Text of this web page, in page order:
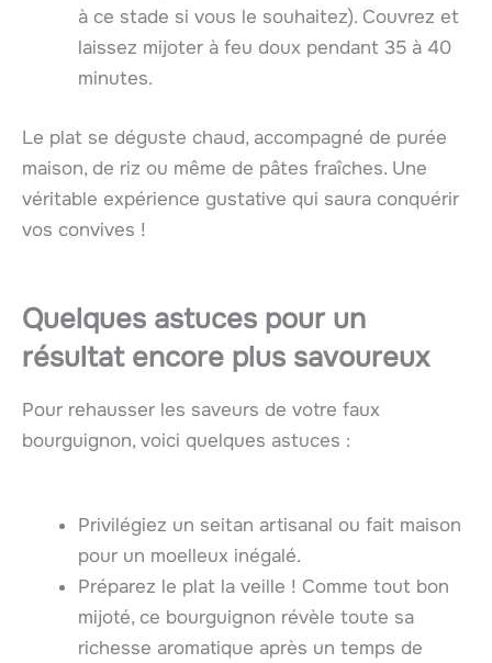
à ce stade si vous le souhaitez). Couvrez et
laissez mijoter à feu doux pendant 35 à 40
minutes.
Le plat se déguste chaud, accompagné de purée
maison, de riz ou même de pâtes fraîches. Une
véritable expérience gustative qui saura conquérir
vos convives !
Quelques astuces pour un
résultat encore plus savoureux
Pour rehausser les saveurs de votre faux
bourguignon, voici quelques astuces :
Privilégiez un seitan artisanal ou fait maison
pour un moelleux inégalé.
Préparez le plat la veille ! Comme tout bon
mijoté, ce bourguignon révèle toute sa
richesse aromatique après un temps de